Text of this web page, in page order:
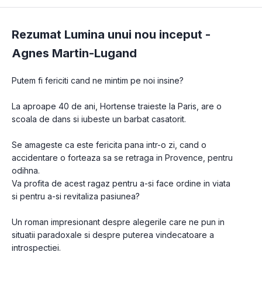
Rezumat Lumina unui nou inceput -
Agnes Martin-Lugand
Putem fi fericiti cand ne mintim pe noi insine?
La aproape 40 de ani, Hortense traieste la Paris, are o
scoala de dans si iubeste un barbat casatorit.
Se amageste ca este fericita pana intr-o zi, cand o
accidentare o forteaza sa se retraga in Provence, pentru
odihna.
Va profita de acest ragaz pentru a-si face ordine in viata
si pentru a-si revitaliza pasiunea?
Un roman impresionant despre alegerile care ne pun in
situatii paradoxale si despre puterea vindecatoare a